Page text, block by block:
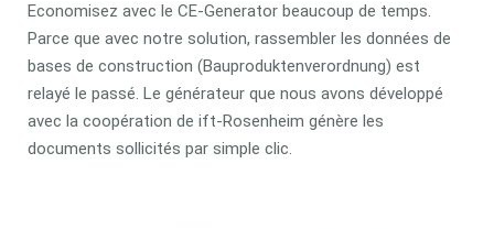
Economisez avec le CE-Generator beaucoup de temps.
Parce que avec notre solution, rassembler les données de
bases de construction (Bauproduktenverordnung) est
relayé le passé. Le générateur que nous avons développé
avec la coopération de ift-Rosenheim génère les
documents sollicités par simple clic.